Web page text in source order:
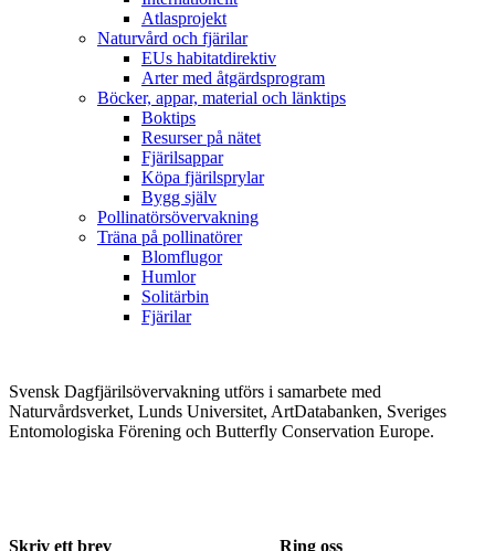
Atlasprojekt
Naturvård och fjärilar
EUs habitatdirektiv
Arter med åtgärdsprogram
Böcker, appar, material och länktips
Boktips
Resurser på nätet
Fjärilsappar
Köpa fjärilsprylar
Bygg själv
Pollinatörsövervakning
Träna på pollinatörer
Blomflugor
Humlor
Solitärbin
Fjärilar
Svensk Dagfjärilsövervakning utförs i samarbete med
Naturvårdsverket, Lunds Universitet, ArtDatabanken, Sveriges
Entomologiska Förening och Butterfly Conservation Europe.
Skriv ett brev Ring oss